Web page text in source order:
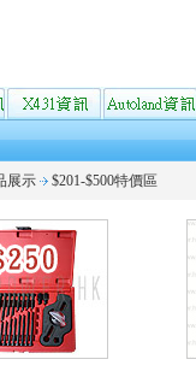
展示 $201-$500特價區